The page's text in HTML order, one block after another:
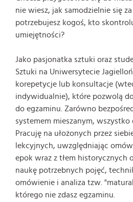
nie wiesz, jak samodzielnie się
potrzebujesz kogoś, kto
umiejętności?
Jako pasjonatka sztuki oraz
Sztuki na Uniwersytecie
korepetycje lub konsultacje
indywidualnie), które pozwolą
do egzaminu. Zarówno
systemem mieszanym, wszystko
Pracuję na ułożonych przez
lekcyjnych, uwzględniając
epok wraz z tłem historycznych
naukę potrzebnych pojęć,
omówienie i analiza tzw.
którego nie zdasz egzaminu.